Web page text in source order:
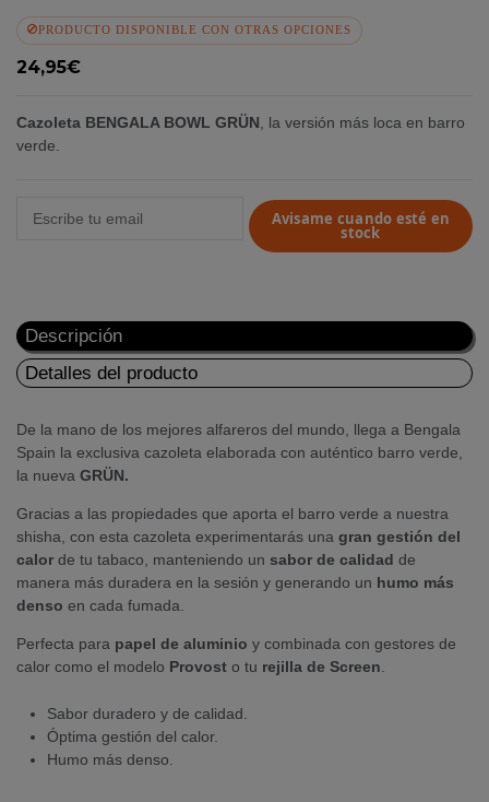
PRODUCTO DISPONIBLE CON OTRAS OPCIONES
24,95€
Cazoleta BENGALA BOWL GRÜN , la versión más loca en barro
verde.
Avisame cuando esté en
stock
Descripción
Detalles del producto
De la mano de los mejores alfareros del mundo, llega a Bengala
Spain la exclusiva cazoleta elaborada con auténtico barro verde,
la nueva GRÜN.
Gracias a las propiedades que aporta el barro verde a nuestra
shisha, con esta cazoleta experimentarás una gran gestión del
calor de tu tabaco, manteniendo un sabor de calidad de
manera más duradera en la sesión y generando un humo más
denso en cada fumada.
Perfecta para papel de aluminio y combinada con gestores de
calor como el modelo Provost o tu rejilla de Screen
Sabor duradero y de calidad.
Óptima gestión del calor.
Humo más denso.